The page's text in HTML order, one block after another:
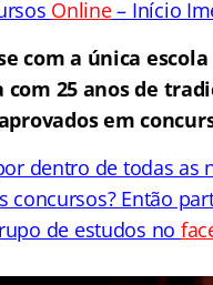
Online– Início
com a única
com 25 anos de
em
dentro de todas as
concursos? Então
de estudos no